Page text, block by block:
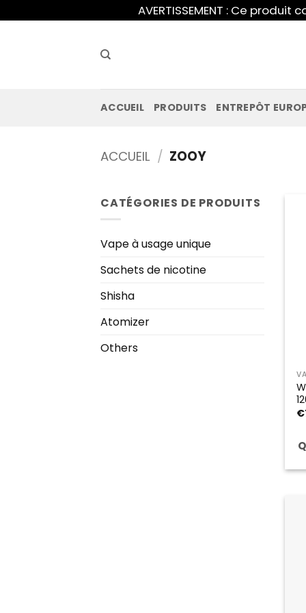
to
AVERTISSEMENT : Ce
ACCUEIL PRODUITS ENTREPÔT
ACCUEIL / ZOOY
CATÉGORIES DE PRODUITS
Vape à usage unique
Sachets de nicotine
Shisha
Atomizer
Others
€